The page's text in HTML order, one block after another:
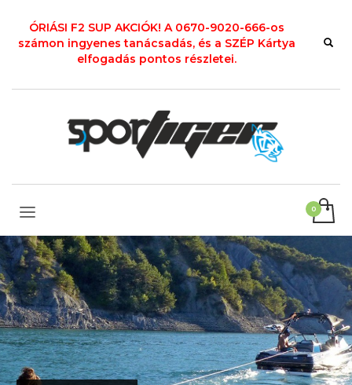
ÓRIÁSI F2 SUP AKCIÓK! A 0670-9020-666-os
számon ingyenes tanácsadás, és a SZÉP Kártya
elfogadás pontos részletei.